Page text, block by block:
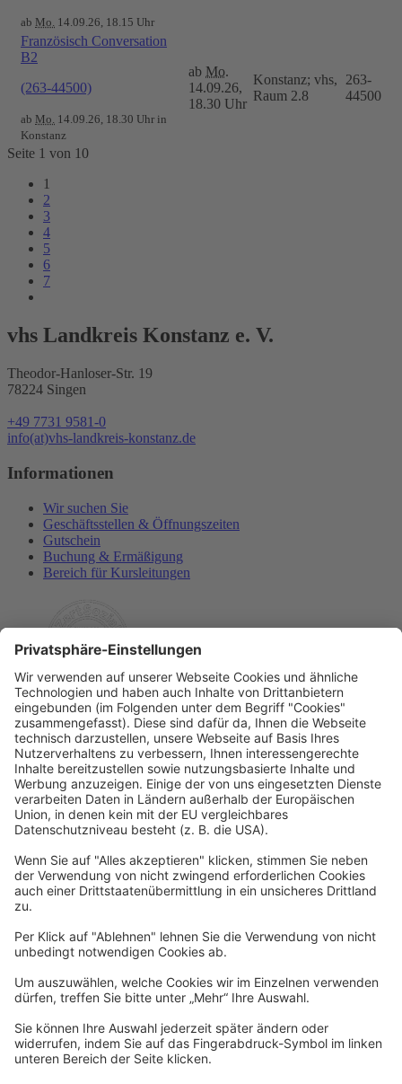
ab Mo. 14.09.26, 18.15 Uhr
Französisch Conversation
B2
(263-44500)
ab Mo. 14.09.26, 18.30 Uhr in
Konstanz
ab Mo.
14.09.26,
18.30 Uhr
Konstanz; vhs,
Raum 2.8
263-
44500
Seite 1 von 10
1
2
3
4
5
6
7
vhs Landkreis Konstanz e. V.
Theodor-Hanloser-Str. 19
78224 Singen
+49 7731 9581-0
info(at)vhs-landkreis-konstanz.de
Informationen
Wir suchen Sie
Geschäftsstellen & Öffnungszeiten
Gutschein
Buchung & Ermäßigung
Bereich für Kursleitungen
Rechtliches
Allgemeine Geschäftsbedingungen
Widerrufsbelehrung
Datenschutzerklärung
Barrierefreiheitserklärung
Impressum
Newsletter
Per E-Mail informieren wir Sie über interessante Angebote.
Zum Newsletter anmelden
vhs Post
Zur vhs Post anmelden
Kontrast